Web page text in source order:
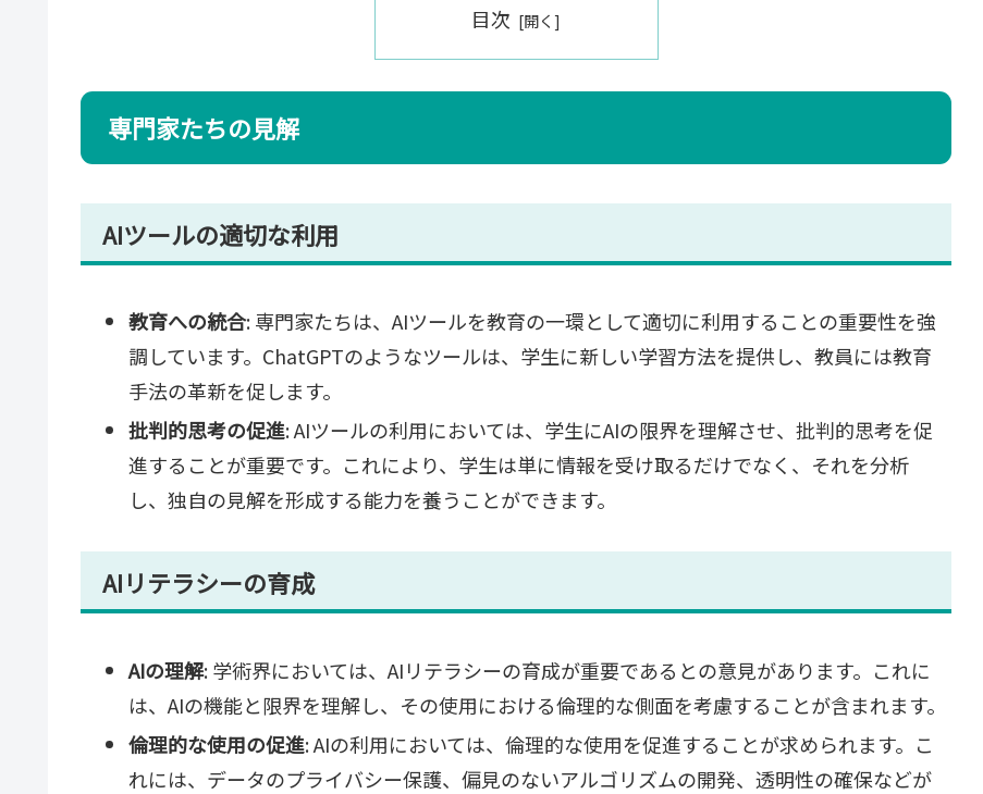
目次
専門家たちの見解
AIツールの適切な利用
教育への統合: 専門家たちは、AIツールを教育の一環として適切に利用することの重要性を強
調しています。ChatGPTのようなツールは、学生に新しい学習方法を提供し、教員には教育
手法の革新を促します。
批判的思考の促進: AIツールの利用においては、学生にAIの限界を理解させ、批判的思考を促
進することが重要です。これにより、学生は単に情報を受け取るだけでなく、それを分析
し、独自の見解を形成する能力を養うことができます。
AIリテラシーの育成
AIの理解: 学術界においては、AIリテラシーの育成が重要であるとの意見があります。これに
は、AIの機能と限界を理解し、その使用における倫理的な側面を考慮することが含まれます。
倫理的な使用の促進: AIの利用においては、倫理的な使用を促進することが求められます。こ
れには、データのプライバシー保護、偏見のないアルゴリズムの開発、透明性の確保などが